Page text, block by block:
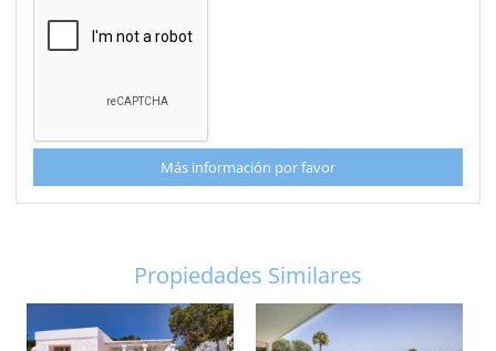
Más información por favor
Propiedades Similares